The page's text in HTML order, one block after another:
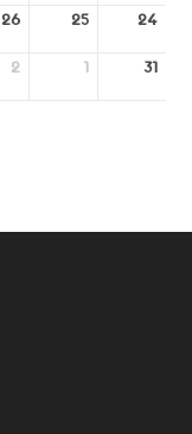
24
25
26
31
1
2